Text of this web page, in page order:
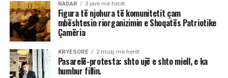
RADAR 3 javë më herët
Figura të njohura të komunitetit çam
mbështesin riorganizimin e Shoqatës Patriotike
Çamëria
KRYESORE 2 muaj më herët
Pasarelë-protesta: shto ujë e shto miell, e ka
humbur fillin.